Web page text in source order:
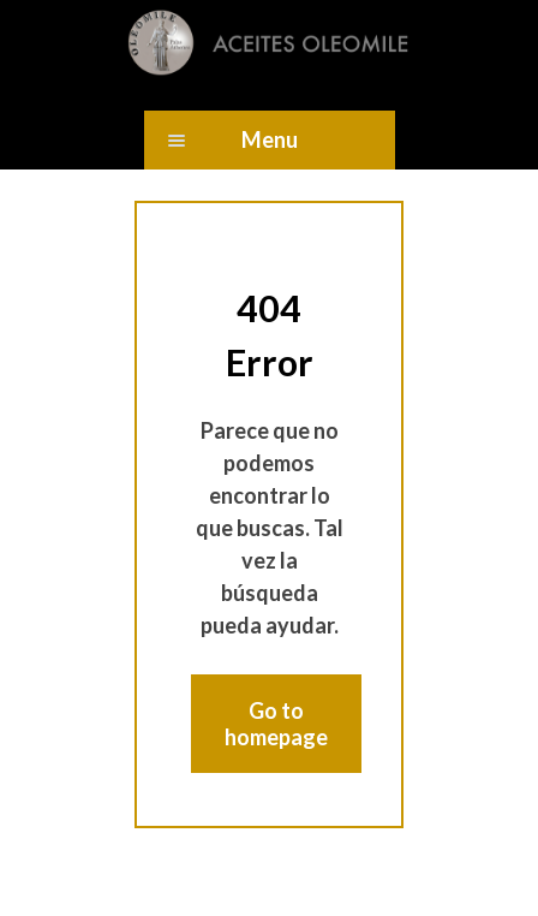
Menu
404
Error
Parece que no
podemos
encontrar lo
que buscas. Tal
vez la
búsqueda
pueda ayudar.
Go to
homepage